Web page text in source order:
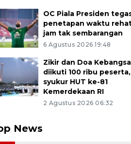
OC Piala Presiden
penetapan waktu
jam tak sembarangan
6 Agustus 2026 19:48
Zikir dan Doa
diikuti 100 ribu
syukur HUT ke-81
Kemerdekaan RI
2 Agustus 2026 06:32
News